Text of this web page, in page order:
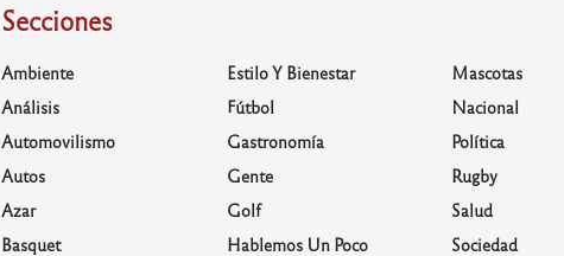
Secciones
Ambiente
Análisis
Automovilismo
Autos
Azar
Basquet
Estilo Y Bienestar
Fútbol
Gastronomía
Gente
Golf
Hablemos Un Poco
Mascotas
Nacional
Política
Rugby
Salud
Sociedad